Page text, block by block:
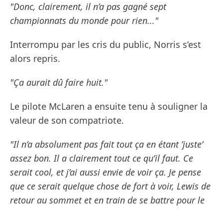
"Donc, clairement, il n’a pas gagné sept
championnats du monde pour rien..."
Interrompu par les cris du public, Norris s’est
alors repris.
"Ça aurait dû faire huit."
Le pilote McLaren a ensuite tenu à souligner la
valeur de son compatriote.
"Il n’a absolument pas fait tout ça en étant ’juste’
assez bon. Il a clairement tout ce qu’il faut. Ce
serait cool, et j’ai aussi envie de voir ça. Je pense
que ce serait quelque chose de fort à voir, Lewis de
retour au sommet et en train de se battre pour le